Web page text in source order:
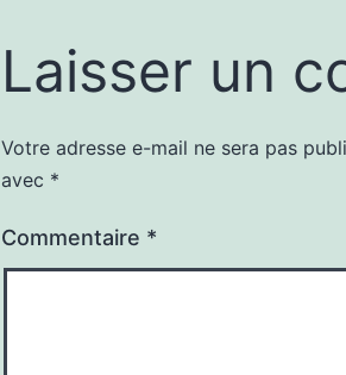
Laisser un
Votre adresse e-mail ne sera pas
avec *
Commentaire *